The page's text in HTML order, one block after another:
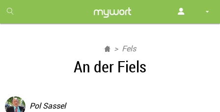
month
free
Fels
An der Fiels
Pol Sassel